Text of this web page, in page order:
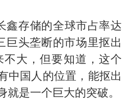
鑫存储的全球市占率达
巨头垄断的市场里抠出
不大，但要知道，这个
中国人的位置，能抠出
就是一个巨大的突破。